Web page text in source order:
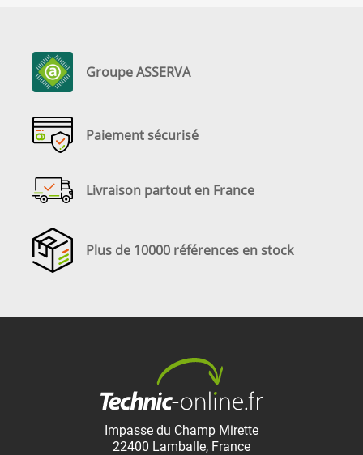
Groupe ASSERVA
Paiement sécurisé
Livraison partout en France
Plus de 10000 références en stock
Impasse du Champ Mirette
22400 Lamballe, France